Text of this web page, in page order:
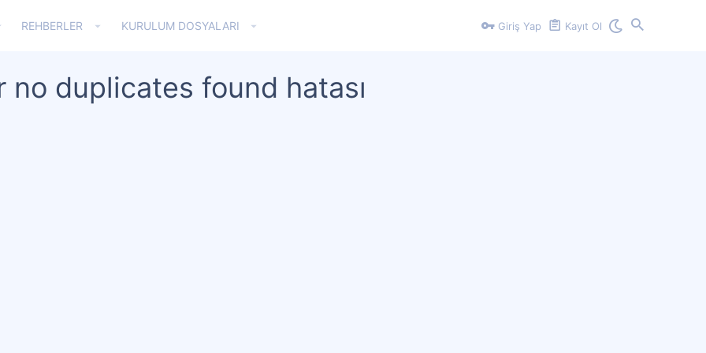
REHBERLER KURULUM DOSYALARI Giriş Yap Kayıt Ol
duplicates found hatası